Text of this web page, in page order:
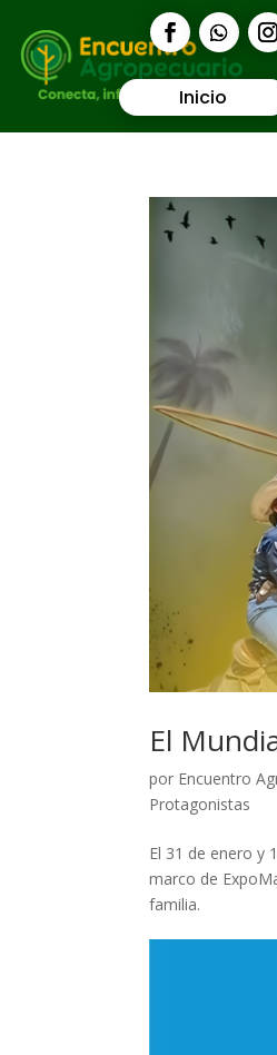
Inicio
El
por Encuentro
Protagonistas
El 31 de enero y
marco de
familia.